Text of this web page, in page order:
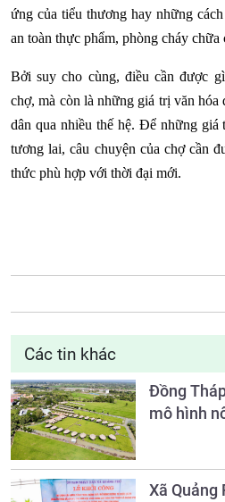
ứng của tiểu thương hay những
an toàn thực phẩm, phòng cháy chữa
Bởi suy cho cùng, điều cần được
chợ, mà còn là những giá trị văn
dân qua nhiều thế hệ. Để những
tương lai, câu chuyện của chợ cần
thức phù hợp với thời đại mới.
Các tin khác
Đồng
mô hình
Xã Quảng